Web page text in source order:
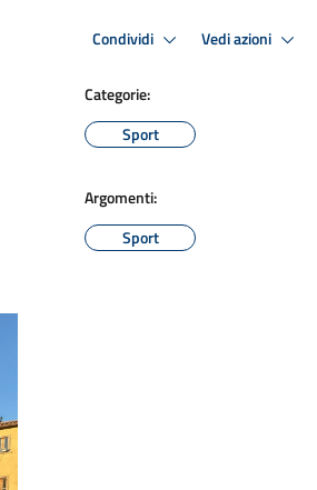
Condividi Vedi azioni
Categorie:
Sport
Argomenti:
Sport